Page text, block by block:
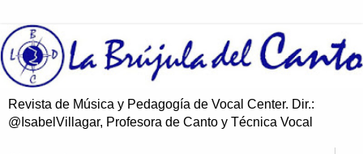
Revista de Música y Pedagogía de Vocal Center. Dir.:
@IsabelVillagar, Profesora de Canto y Técnica Vocal